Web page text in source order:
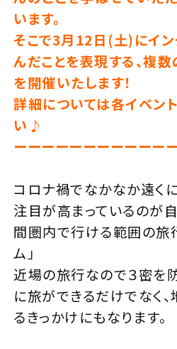
います。
そこで3月12日(土)にイ
んだことを表現する、複
を開催いたします！
詳細については各イベン
い♪
ーーーーーーーーーーー
コロナ禍でなかなか遠く
注目が高まっているのが
間圏内で行ける範囲の旅
ム」
近場の旅行なので３密を
に旅ができるだけでなく
るきっかけにもなります。